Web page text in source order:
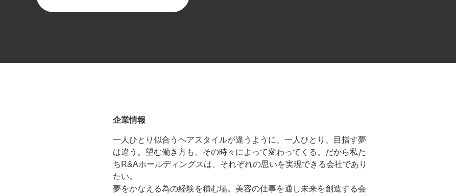
企業情報
一人ひとり似合うヘアスタイルが違うように、一人ひとり、目指す夢
は違う。望む働き方も、その時々によって変わってくる。だから私た
ちR&Aホールディングスは、それぞれの思いを実現できる会社であり
たい。
夢をかなえる為の経験を積む場。美容の仕事を通し未来を創造する会